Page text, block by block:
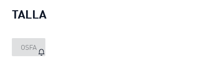
TALLA
OSFA